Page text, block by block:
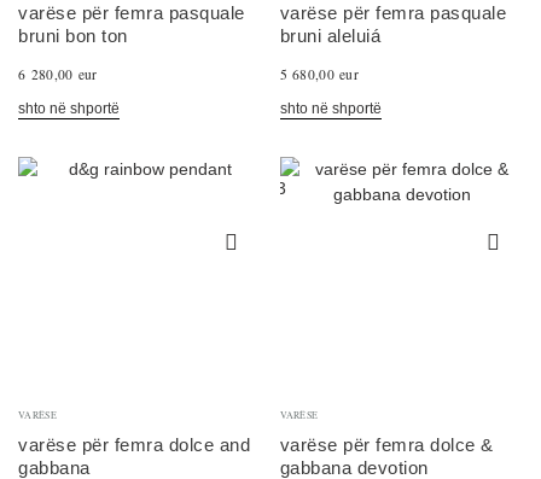
varëse për femra pasquale
bruni bon ton
6 280,00 eur
shto në shportë
varëse për femra pasquale
bruni aleluiá
5 680,00 eur
shto në shportë
VARËSE
varëse për femra dolce and
gabbana
VARËSE
varëse për femra dolce &
gabbana devotion